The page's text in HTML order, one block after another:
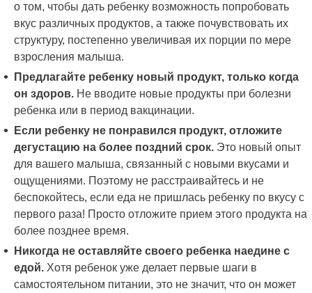
о том, чтобы дать ребенку возможность попробовать
вкус различных продуктов, а также почувствовать их
структуру, постепенно увеличивая их порции по мере
взросления малыша.
Предлагайте ребенку новый продукт, только когда
он здоров. Не вводите новые продукты при болезни
ребенка или в период вакцинации.
Если ребенку не понравился продукт, отложите
дегустацию на более поздний срок. Это новый опыт
для вашего малыша, связанный с новыми вкусами и
ощущениями. Поэтому не расстраивайтесь и не
беспокойтесь, если еда не пришлась ребенку по вкусу с
первого раза! Просто отложите прием этого продукта на
более позднее время.
Никогда не оставляйте своего ребенка наедине с
едой. Хотя ребенок уже делает первые шаги в
самостоятельном питании, это не значит, что он может